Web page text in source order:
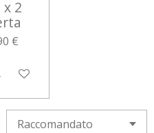
x 2
€
AL CARRELLO